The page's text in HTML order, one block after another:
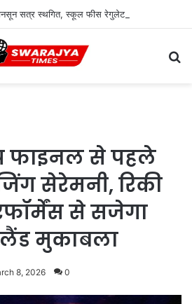
फाइनल से पहले
सेरेमनी, रिकी
से सजेगा
मुकाबला
8, 2026 0